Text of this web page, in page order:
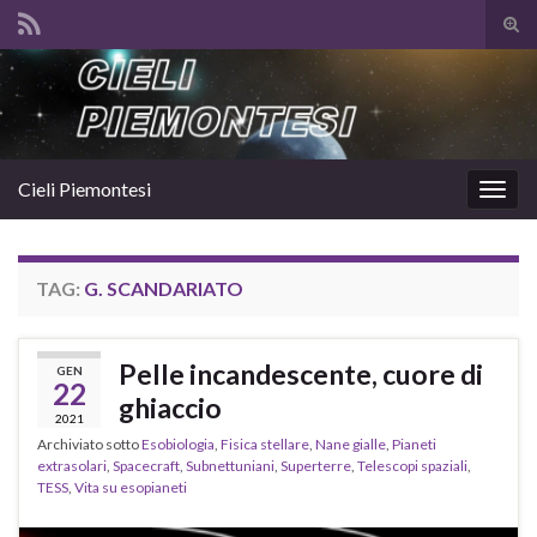
il
Search for:
la
Cieli Piemontesi
TAG: G. SCANDARIATO
GEN
22
2021
Pelle incandescente, cuore di
ghiaccio
Archiviato sottoEsobiologia, Fisica stellare, Nane gialle, Pianeti
extrasolari, Spacecraft, Subnettuniani, Superterre, Telescopi spaziali,
TESS, Vita su esopianeti